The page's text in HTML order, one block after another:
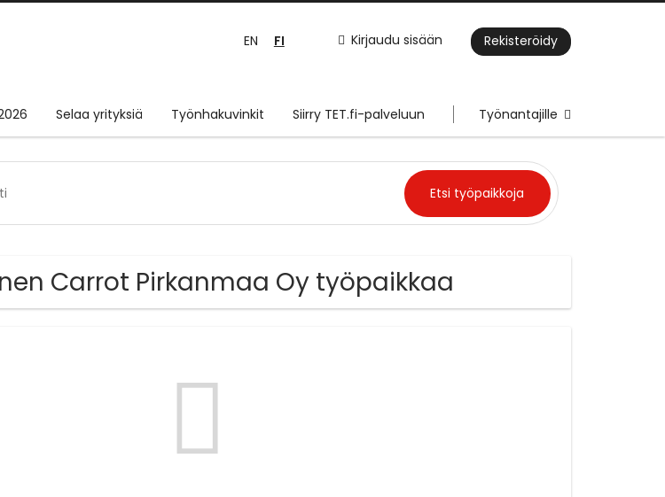
Kirjaudu sisään Rekisteröidy
EN FI
Selaa yrityksiä Työnhakuvinkit Siirry TET.fi-palveluun Työnantajille
Carrot Pirkanmaa Oy työpaikkaa